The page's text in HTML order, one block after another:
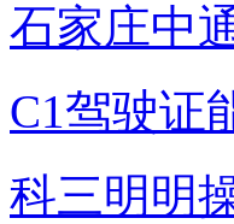
石家庄中
C1驾驶证
科三明明